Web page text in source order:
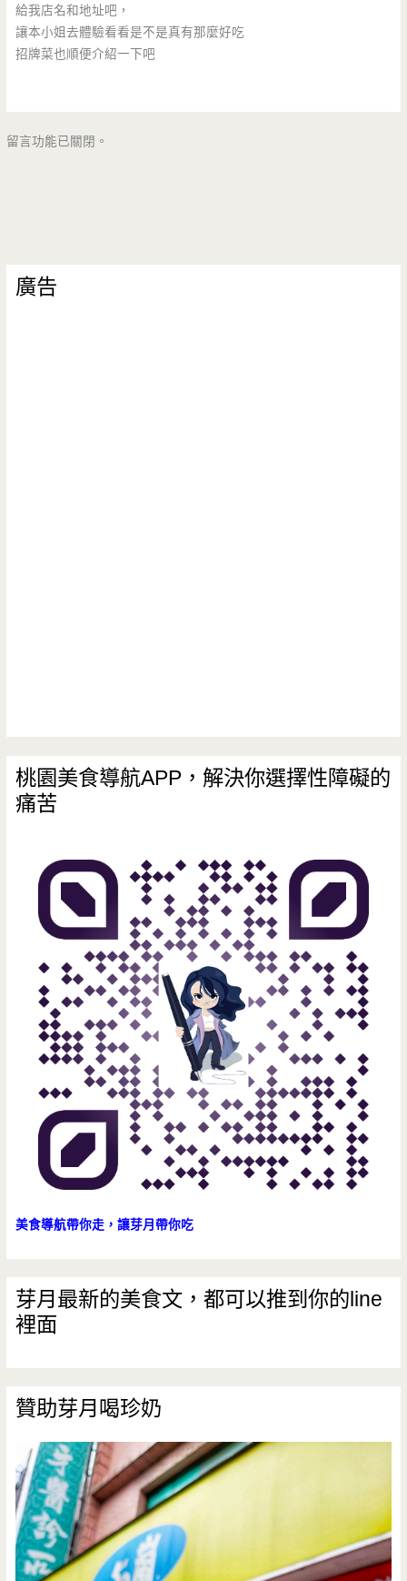
給我店名和地址吧，
讓本小姐去體驗看看是不是真有那麼好吃
招牌菜也順便介紹一下吧
留言功能已關閉。
廣告
桃園美食導航APP，解決你選擇性障礙的
痛苦
美食導航帶你走，讓芽月帶你吃
芽月最新的美食文，都可以推到你的line
裡面
贊助芽月喝珍奶